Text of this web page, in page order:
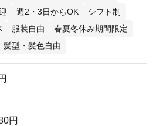
週2・3日からOK
シフト制
服装自由
春夏冬休み期間限定
髪型・髪色自由
円